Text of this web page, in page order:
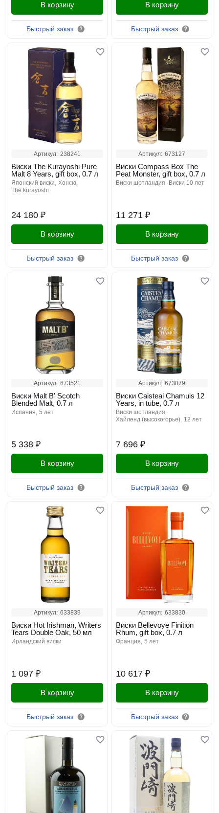
В корзину
Быстрый заказ
В корзину
Быстрый заказ
Артикул: 238241
24 180 ₽
Виски The Kurayoshi Pure
Malt 8 Years, gift box, 0.7 л
японский виски
хонсю
the kurayoshi
В корзину
Быстрый заказ
Артикул: 673127
11 271 ₽
Виски Compass Box The
Peat Monster, gift box, 0.7 л
виски шотландия виски 10 лет
В корзину
Быстрый заказ
Артикул: 673521
5 338 ₽
Виски Malt B' Scotch
Blended Malt, 0.7 л
испания 5 лет
В корзину
Быстрый заказ
Артикул: 673079
7 696 ₽
Виски Caisteal Chamuis 12
Years, in tube, 0.7 л
виски шотландия
хайленд (высокогорье)
12 лет
В корзину
Быстрый заказ
Артикул: 633839
1 097 ₽
Виски Hot Irishman, Writers
Tears Double Oak, 50 мл
ирландский виски
В корзину
Быстрый заказ
Артикул: 633830
10 617 ₽
Виски Bellevoye Finition
Rhum, gift box, 0.7 л
франция 5 лет
В корзину
Быстрый заказ